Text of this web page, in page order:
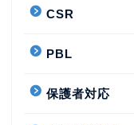
CSR
PBL
保護者対応